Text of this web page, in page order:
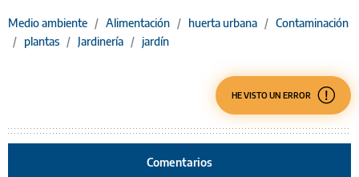
Medio ambiente / Alimentación / huerta urbana / Contaminación
/ plantas / Jardinería / jardín
HE VISTO UN ERROR
Comentarios